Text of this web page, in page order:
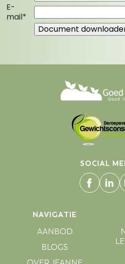
E-
mail*
NAVIGATIE
AANBOD
BLOGS
SOCIAL